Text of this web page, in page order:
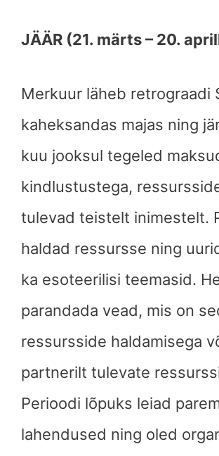
JÄÄR (21. märts – 20.
Merkuur läheb retrograadi
kaheksandas majas ning
kuu jooksul tegeled
kindlustustega,
tulevad teistelt inimestelt.
haldad ressursse ning
ka esoteerilisi teemasid.
parandada vead, mis on
ressursside haldamisega
partnerilt tulevate
Perioodi lõpuks leiad
lahendused ning oled